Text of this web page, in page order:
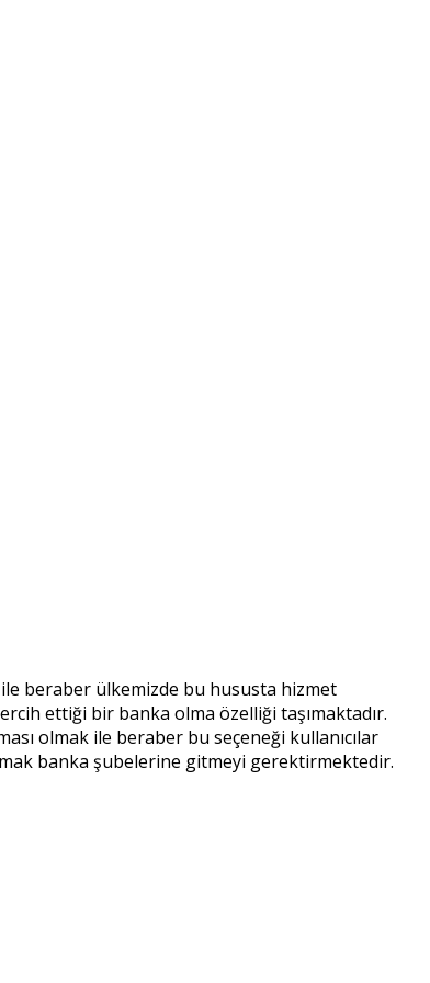
beraber ülkemizde bu hususta hizmet
ettiği bir banka olma özelliği taşımaktadır.
olmak ile beraber bu seçeneği kullanıcılar
banka şubelerine gitmeyi gerektirmektedir.